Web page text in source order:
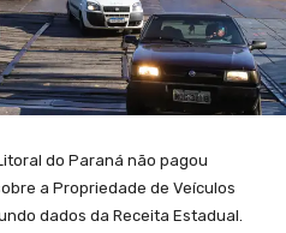
do Paraná não pagou
a Propriedade de Veículos
dados da Receita Estadual.